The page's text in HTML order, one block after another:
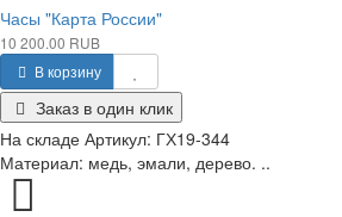
Часы "Карта России"
10 200.00 RUB
В корзину
Заказ в один клик
На складе Артикул: ГХ19-344
Материал: медь, эмали, дерево. ..